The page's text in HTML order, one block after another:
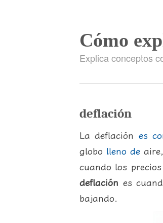
Cómo
Explica conceptos
deflación
La deflación es
globo lleno deaire,
cuando los
deflación es
bajando.